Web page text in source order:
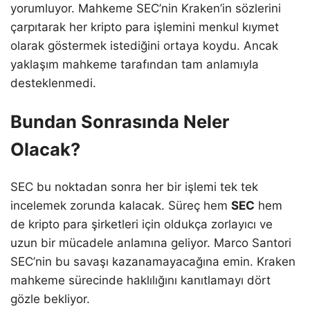
yorumluyor. Mahkeme SEC’nin Kraken’in sözlerini
çarpıtarak her kripto para işlemini menkul kıymet
olarak göstermek istediğini ortaya koydu. Ancak
yaklaşım mahkeme tarafından tam anlamıyla
desteklenmedi.
Bundan Sonrasında Neler
Olacak?
SEC bu noktadan sonra her bir işlemi tek tek
incelemek zorunda kalacak. Süreç hem SEC hem
de kripto para şirketleri için oldukça zorlayıcı ve
uzun bir mücadele anlamına geliyor. Marco Santori
SEC’nin bu savaşı kazanamayacağına emin. Kraken
mahkeme sürecinde haklılığını kanıtlamayı dört
gözle bekliyor.